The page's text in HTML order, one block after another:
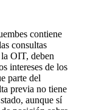
contiene
consultas
OIT, deben
intereses de los
parte del
previa no tiene
aunque sí